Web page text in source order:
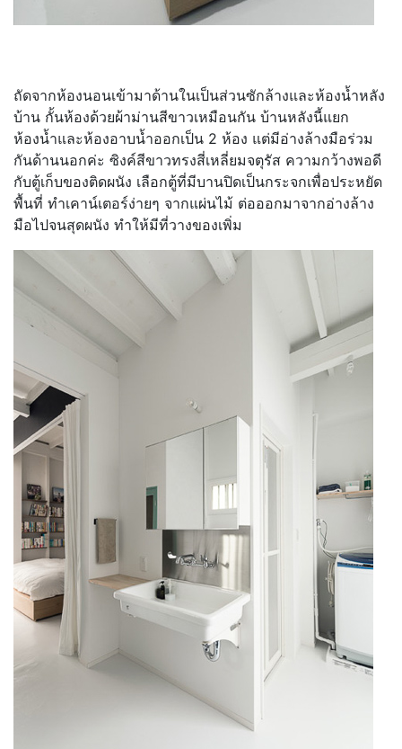
ถัดจากห้องนอนเข้ามาด้านในเป็นส่วนซักล้างและห้องน้ำหลัง
บ้าน กั้นห้องด้วยผ้าม่านสีขาวเหมือนกัน บ้านหลังนี้แยก
ห้องน้ำและห้องอาบน้ำออกเป็น 2 ห้อง แต่มีอ่างล้างมือร่วม
กันด้านนอกค่ะ ซิงค์สีขาวทรงสี่เหลี่ยมจตุรัส ความกว้างพอดี
กับตู้เก็บของติดผนัง เลือกตู้ที่มีบานปิดเป็นกระจกเพื่อประหยัด
พื้นที่ ทำเคาน์เตอร์ง่ายๆ จากแผ่นไม้ ต่อออกมาจากอ่างล้าง
มือไปจนสุดผนัง ทำให้มีที่วางของเพิ่ม